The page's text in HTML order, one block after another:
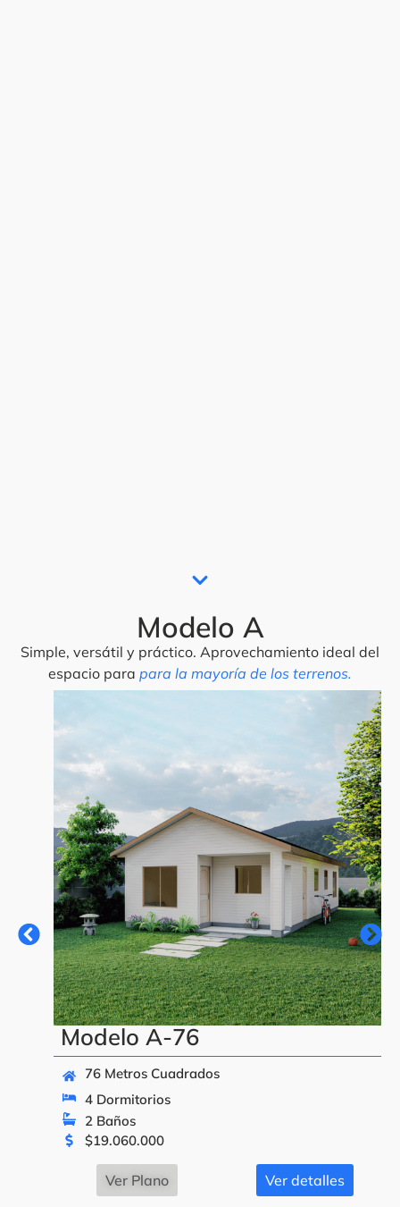
Modelo A
Simple, versátil y práctico. Aprovechamiento ideal del
espacio para para la mayoría de los terrenos.
Modelo A-76
76 Metros Cuadrados
4 Dormitorios
2 Baños
$19.060.000
Ver Plano Ver detalles